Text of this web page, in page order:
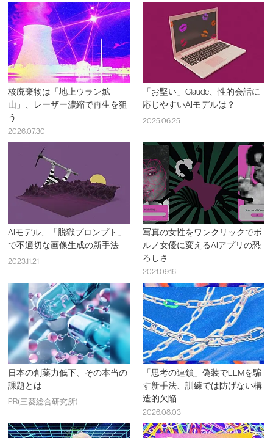
核廃棄物は「地上ウラン鉱
山」、レーザー濃縮で再生を狙
う
2026.07.30
「お堅い」Claude、性的会話に
応じやすいAIモデルは？
2025.06.25
AIモデル、「脱獄プロンプト」
で不適切な画像生成の新手法
2023.11.21
写真の女性をワンクリックでポ
ルノ女優に変えるAIアプリの恐
ろしさ
2021.09.16
日本の創薬力低下、その本当の
課題とは
PR(三菱総合研究所)
「思考の連鎖」偽装でLLMを騙
す新手法、訓練では防げない構
造的欠陥
2026.08.03